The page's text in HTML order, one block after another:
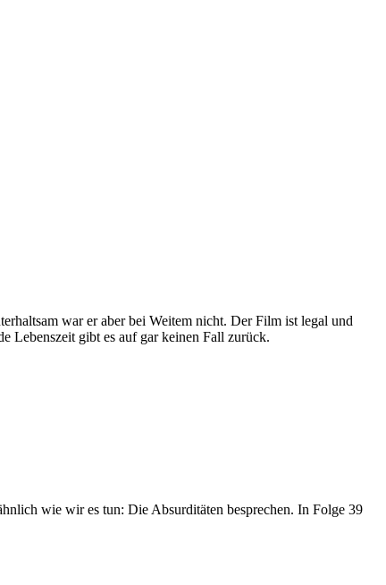
war er aber bei Weitem nicht. Der Film ist legal und
Lebenszeit gibt es auf gar keinen Fall zurück.
wie wir es tun: Die Absurditäten besprechen. In Folge 39